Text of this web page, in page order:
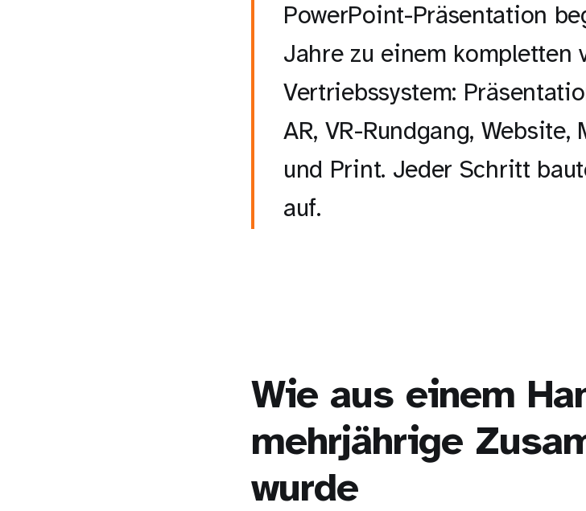
PowerPoint-Präsentation
Jahre zu einem kompletten
Vertriebssystem:
AR, VR-Rundgang, Website,
und Print. Jeder Schritt
auf.
Wie aus einem
mehrjährige
wurde